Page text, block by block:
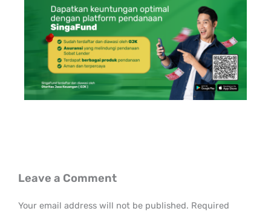
Leave a Comment
Your email address will not be published. Required